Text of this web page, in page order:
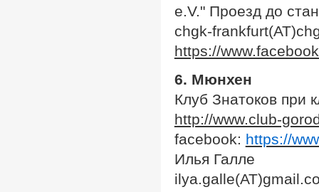
e.V." Проезд до
chgk-
https://
6. Мюнхен
Клуб Знатоков при
http://www.club-
facebook: https://
Илья Галле